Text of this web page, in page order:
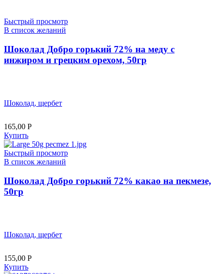
Быстрый просмотр
В список желаний
Шоколад Добро горький 72% на меду с
инжиром и грецким орехом, 50гр
Шоколад, щербет
165,00 Р
Купить
Быстрый просмотр
В список желаний
Шоколад Добро горький 72% какао на пекмезе,
50гр
Шоколад, щербет
155,00 Р
Купить